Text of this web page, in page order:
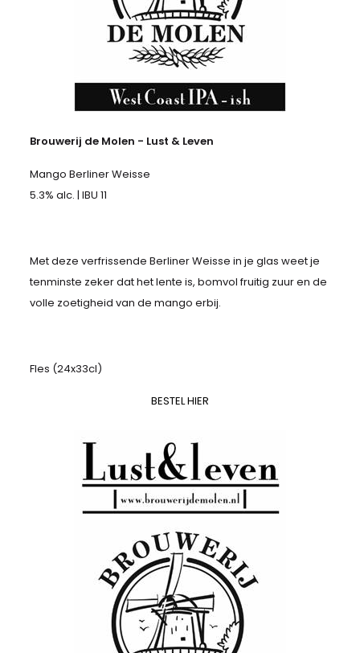
Brouwerij de Molen - Lust & Leven
Mango Berliner Weisse
5.3% alc. | IBU 11
Met deze verfrissende Berliner Weisse in je glas weet je
tenminste zeker dat het lente is, bomvol fruitig zuur en de
volle zoetigheid van de mango erbij.
Fles (24x33cl)
BESTEL HIER